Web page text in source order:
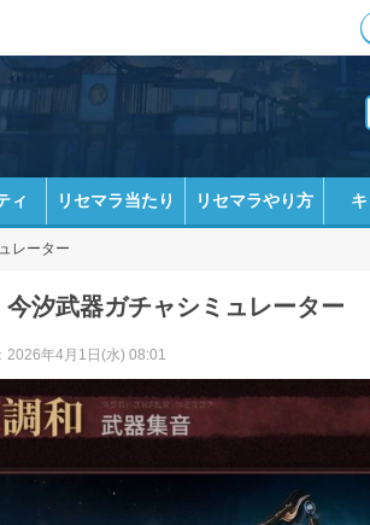
ィ リセマラ当たり リセマラやり方
レーター
今汐武器ガチャシミュレーター
2026年4月1日(水) 08:01